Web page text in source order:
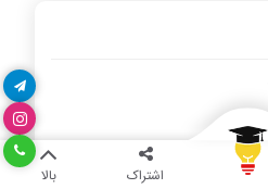
اشتراک بالا